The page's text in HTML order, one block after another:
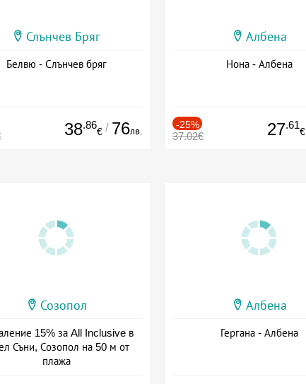
Слънчев Бряг
Белвю - Слънчев бряг
38.86
€ / 76лв.
Албена
Нона - Албена
-25%
37.02€ 27.61
€
Созопол
15% за All Inclusive в
Съни, Созопол на 50 м от
плажа
Албена
Гергана - Албена